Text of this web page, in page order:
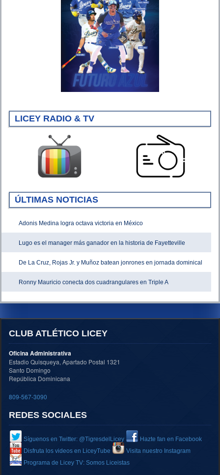
LICEY RADIO & TV
ÚLTIMAS NOTICIAS
Adonis Medina logra octava victoria en México
Lugo es el manager más ganador en la historia de Fayetteville
De La Cruz, Rojas Jr. y Muñoz batean jonrones en jornada dominical
Ronny Mauricio conecta dos cuadrangulares en Triple A
CLUB ATLÉTICO LICEY
Oficina Administrativa
Estadio Quisqueya, Apartado Postal 1321
Santo Domingo
República Dominicana
809-567-3090
REDES SOCIALES
Síguenos en Twitter: @TigresdelLicey
Hazte fan en Facebook
Disfruta los videos en LiceyTube
Visita nuestro Instagram
Programa de Licey TV: Somos Liceistas